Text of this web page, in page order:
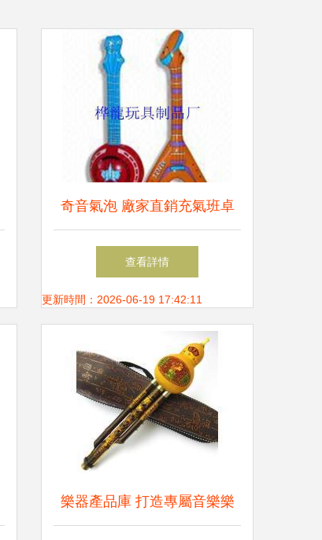
奇音氣泡 廠家直銷充氣班卓
琴帶你解放草原的奇異發音和
手感再現?
查看詳情
更新時間：2026-06-19 17:42:11
樂器產品庫 打造專屬音樂樂